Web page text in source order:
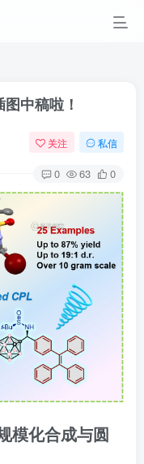
中稿啦！
关注 私信
0 63 0
模化合成与圆